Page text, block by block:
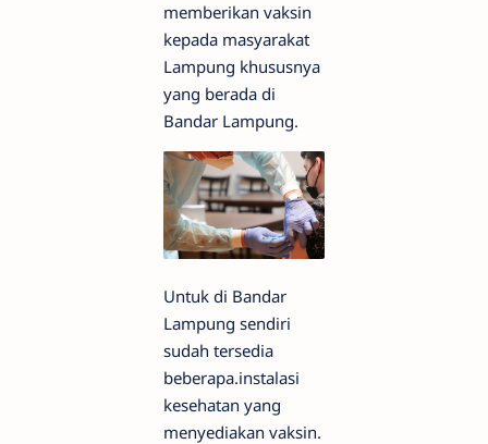
memberikan vaksin
kepada masyarakat
Lampung khususnya
yang berada di
Bandar Lampung.
Untuk di Bandar
Lampung sendiri
sudah tersedia
beberapa.instalasi
kesehatan yang
menyediakan vaksin.